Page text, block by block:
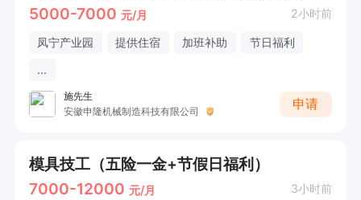
5000-7000 元/月 2小时前
凤宁产业园 提供住宿 加班补助
节日福利
...
施先生
安徽申隆机械制造科技有限公司
申请
模具技工（五险一金+节假日福利）
7000-12000 元/月 3小时前